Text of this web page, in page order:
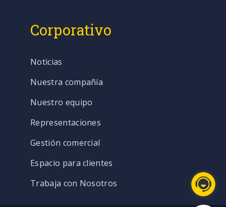
Corporativo
Noticias
Nuestra compañía
Nuestro equipo
Representaciones
Gestión comercial
Espacio para clientes
Trabaja con Nosotros